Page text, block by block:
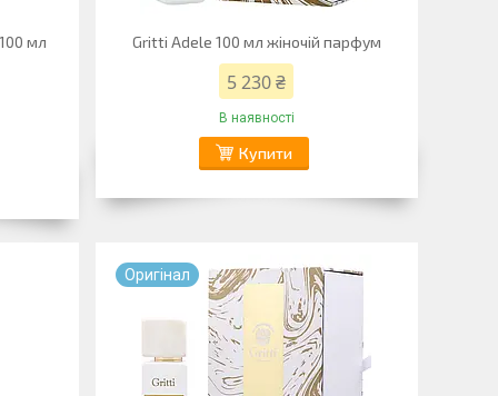
мл Gritti Adele 100 мл жіночій парфум
5 230 ₴
В наявності
Купити
Оригiнал